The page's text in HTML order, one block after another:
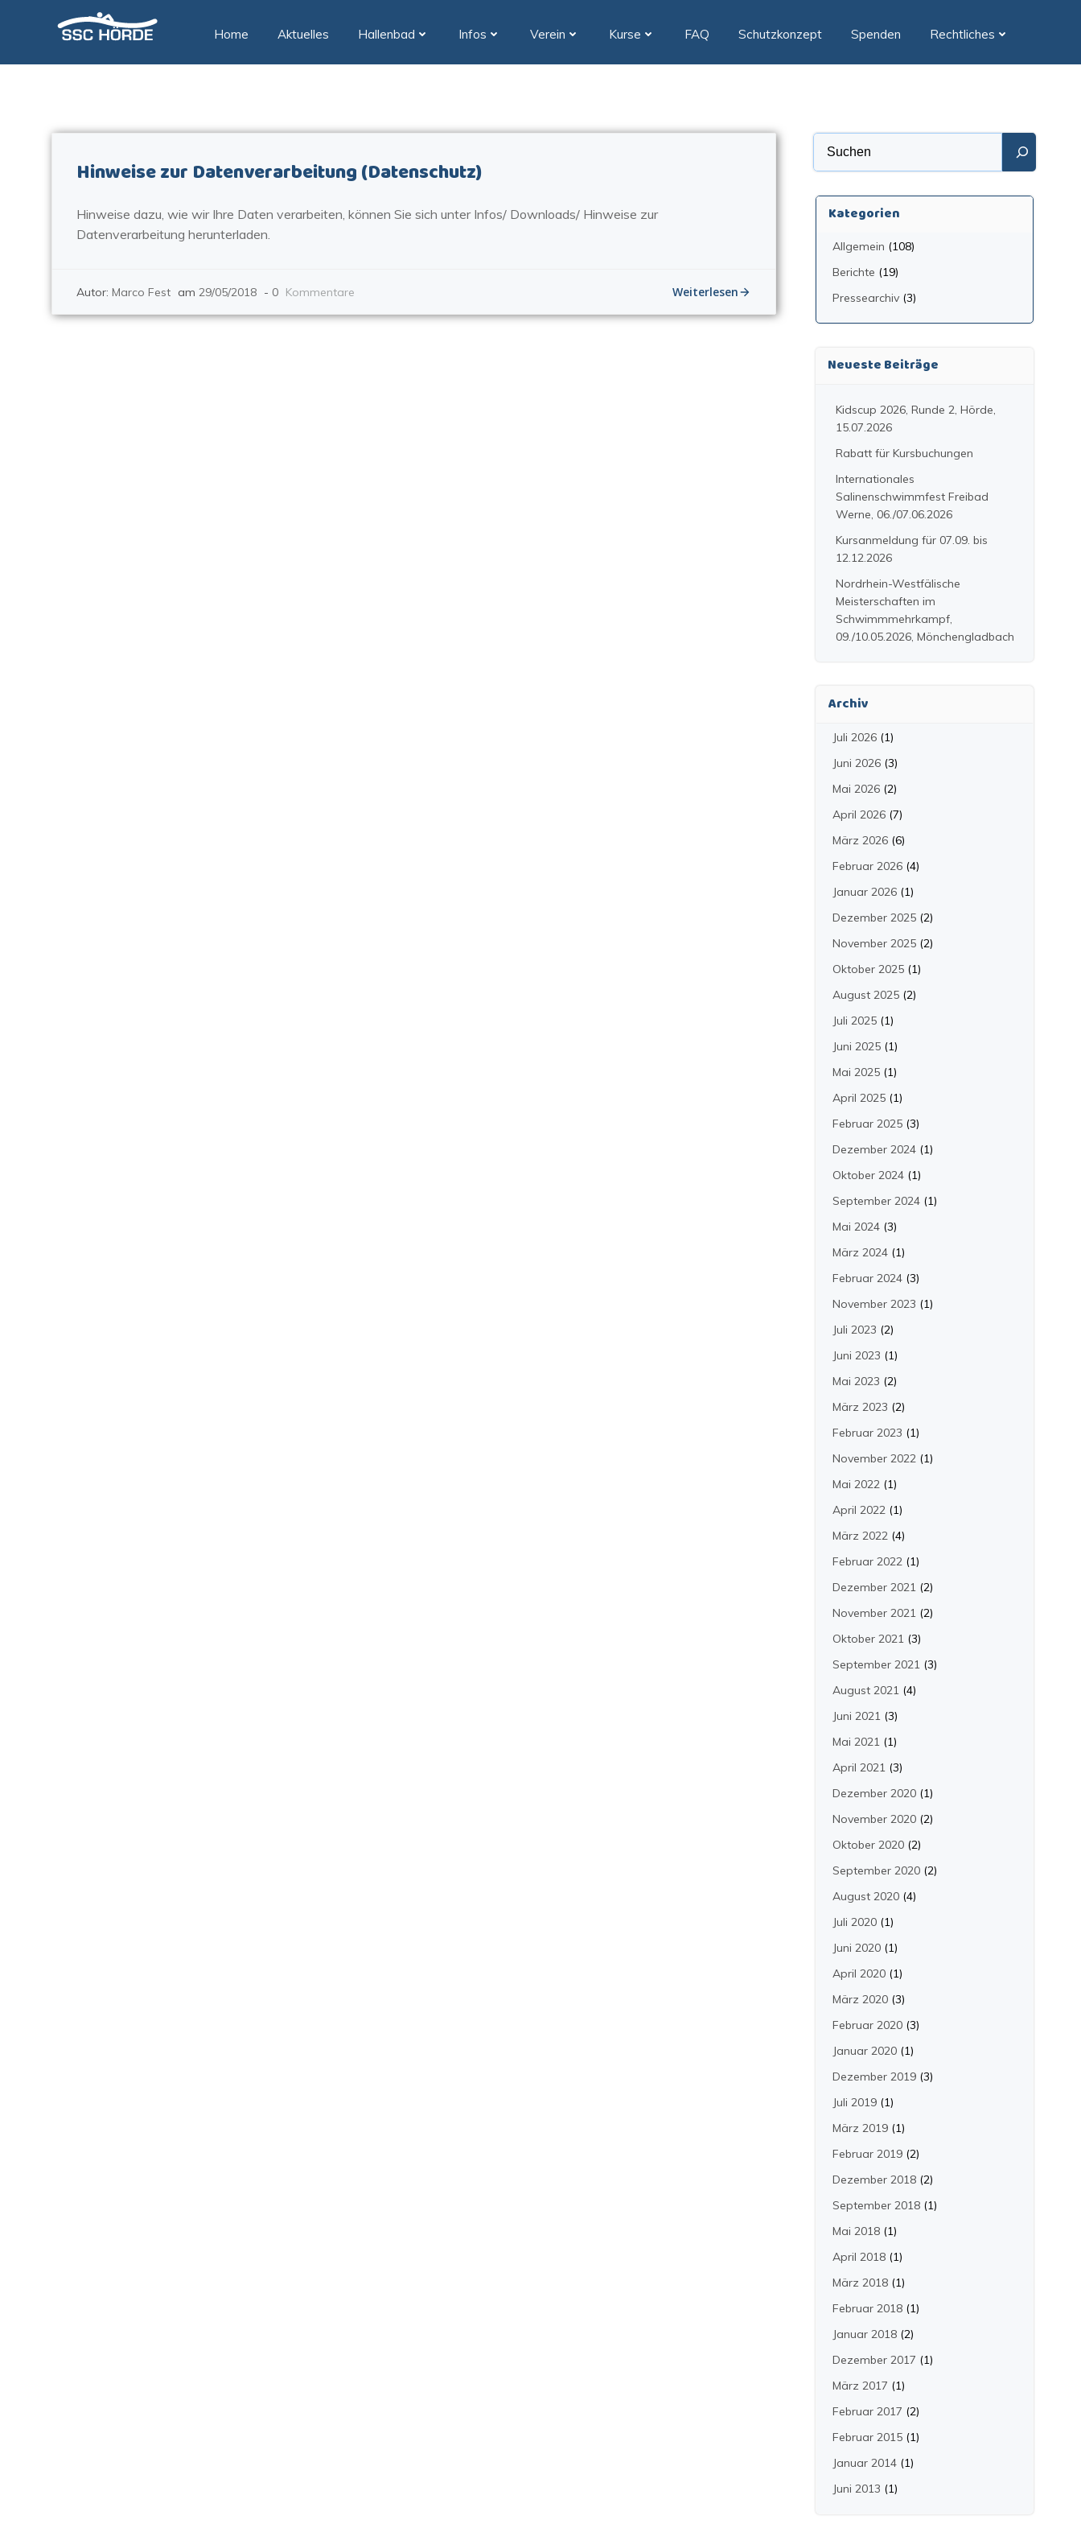
Home Aktuelles Hallenbad Infos Verein Kurse FAQ Schutzkonzept Spenden Rechtliches
Hinweise zur Datenverarbeitung (Datenschutz)
Hinweise dazu, wie wir Ihre Daten verarbeiten, können Sie sich unter Infos/ Downloads/ Hinweise zur
Datenverarbeitung herunterladen.
Autor: Marco Fest am 29/05/2018 - 0 Kommentare Weiterlesen
Kategorien
Allgemein (108)
Berichte (19)
Pressearchiv(3)
Neueste Beiträge
Kidscup 2026, Runde 2, Hörde,
15.07.2026
Rabatt für Kursbuchungen
Internationales
Salinenschwimmfest Freibad
Werne, 06./07.06.2026
Kursanmeldung für 07.09. bis
12.12.2026
Nordrhein-Westfälische
Meisterschaften im
Schwimmmehrkampf,
09./10.05.2026, Mönchengladbach
Archiv
Juli 2026(1)
Juni 2026(3)
Mai 2026(2)
April 2026(7)
März 2026(6)
Februar 2026(4)
Januar 2026(1)
Dezember 2025(2)
November 2025(2)
Oktober 2025(1)
August 2025(2)
Juli 2025(1)
Juni 2025(1)
Mai 2025(1)
April 2025(1)
Februar 2025(3)
Dezember 2024(1)
Oktober 2024(1)
September 2024(1)
Mai 2024(3)
März 2024(1)
Februar 2024(3)
November 2023 (1)
Juli 2023 (2)
Juni 2023 (1)
Mai 2023 (2)
März 2023 (2)
Februar 2023 (1)
November 2022(1)
Mai 2022(1)
April 2022(1)
März 2022(4)
Februar 2022(1)
Dezember 2021(2)
November 2021(2)
Oktober 2021(3)
September 2021(3)
August 2021(4)
Juni 2021(3)
Mai 2021(1)
April 2021(3)
Dezember 2020(1)
November 2020(2)
Oktober 2020(2)
September 2020(2)
August 2020(4)
Juli 2020(1)
Juni 2020(1)
April 2020(1)
März 2020(3)
Februar 2020(3)
Januar 2020(1)
Dezember 2019(3)
Juli 2019(1)
März 2019(1)
Februar 2019(2)
Dezember 2018(2)
September 2018(1)
Mai 2018(1)
April 2018(1)
März 2018(1)
Februar 2018(1)
Januar 2018(2)
Dezember 2017 (1)
März 2017 (1)
Februar 2017 (2)
Februar 2015(1)
Januar 2014(1)
Juni 2013 (1)